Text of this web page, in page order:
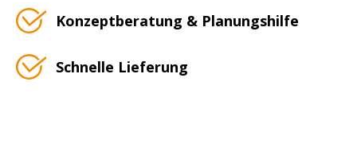
Konzeptberatung & Planungshilfe
Schnelle Lieferung